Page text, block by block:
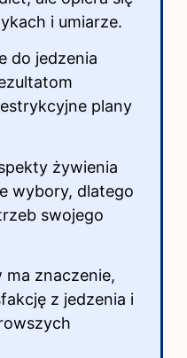
i umiarze.
do jedzenia
plany
żywienia
wybory, dlatego
swojego
ma znaczenie,
z jedzenia i